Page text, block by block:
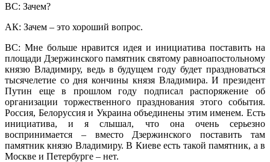
ВС: Зачем?
АК: Зачем – это хороший вопрос.
ВС: Мне больше нравится идея и инициатива поставить на
площади Дзержинского памятник святому равноапостольному
князю Владимиру, ведь в будущем году будет праздноваться
тысячелетие со дня кончины князя Владимира. И президент
Путин еще в прошлом году подписал распоряжение об
организации торжественного празднования этого события.
Россия, Белоруссия и Украина объединены этим именем. Есть
инициатива, и я слышал, что она очень серьезно
воспринимается – вместо Дзержинского поставить там
памятник князю Владимиру. В Киеве есть такой памятник, а в
Москве и Петербурге – нет.